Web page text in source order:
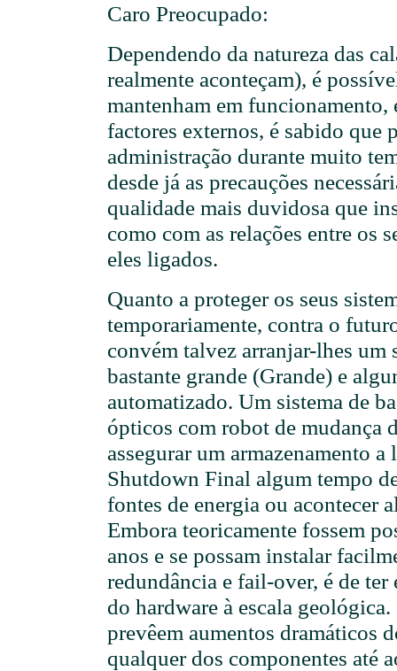
Caro Preocupado:
Dependendo da natureza das
realmente aconteçam), é
mantenham em funcionamento,
factores externos, é sabido que
administração durante muito
desde já as precauções
qualidade mais duvidosa que
como com as relações entre os
eles ligados.
Quanto a proteger os seus
temporariamente, contra o
convém talvez arranjar-lhes um
bastante grande (Grande) e
automatizado. Um sistema de
ópticos com robot de mudança
assegurar um armazenamento
Shutdown Final algum tempo
fontes de energia ou acontecer
Embora teoricamente fossem
anos e se possam instalar
redundância e fail-over, é de
do hardware à escala
prevêem aumentos dramáticos
qualquer dos componentes até